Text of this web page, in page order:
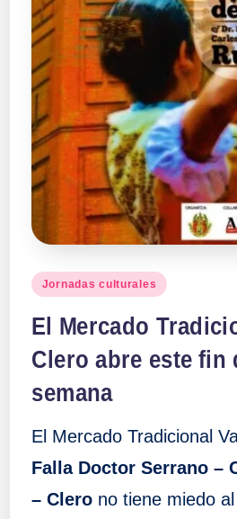
Publicado
Jornadas culturales
El Mercado
Clero abre este fin
semana
El Mercado Tradicional
Falla Doctor Serrano –
– Clerono tiene miedo